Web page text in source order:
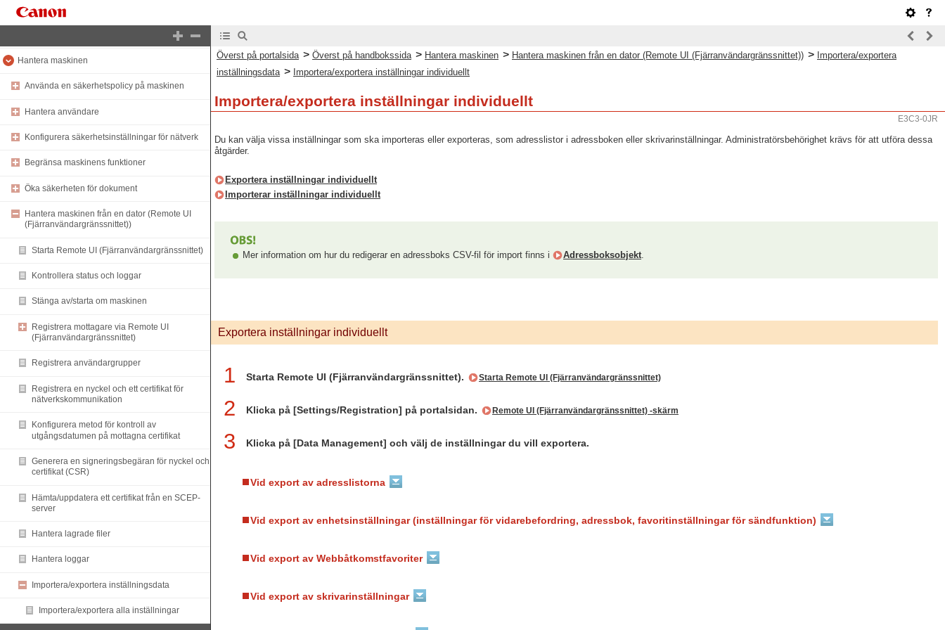
Använda lagringsutrymme
Hantera maskinen
Använda en säkerhetspolicy på maskinen
Hantera användare
Konfigurera säkerhetsinställningar för nätverk
Begränsa maskinens funktioner
Öka säkerheten för dokument
Hantera maskinen från en dator (Remote UI
(Fjärranvändargränssnittet))
Starta Remote UI (Fjärranvändargränssnittet)
Kontrollera status och loggar
Stänga av/starta om maskinen
Registrera mottagare via Remote UI
(Fjärranvändargränssnittet)
Registrera användargrupper
Registrera en nyckel och ett certifikat för
nätverkskommunikation
Konfigurera metod för kontroll av
utgångsdatumen på mottagna certifikat
Generera en signeringsbegäran för nyckel och
certifikat (CSR)
Hämta/uppdatera ett certifikat från en SCEP-
server
Hantera lagrade filer
Hantera loggar
Importera/exportera inställningsdata
Importera/exportera alla inställningar
Överst på portalsida > Överst på handbokssida > Hantera maskinen > Hantera maskinen från en dator (Remote UI (Fjärranvändargränssnittet)) > Importera/exportera
inställningsdata > Importera/exportera inställningar individuellt
Importera/exportera inställningar individuellt
E3C3-0JR
Du kan välja vissa inställningar som ska importeras eller exporteras, som adresslistor i adressboken eller skrivarinställningar. Administratörsbehörighet krävs för att utföra dessa
åtgärder.
Exportera inställningar individuellt
Importerar inställningar individuellt
Mer information om hur du redigerar en adressboks CSV-fil för import finns i Adressboksobjekt.
Exportera inställningar individuellt
1 Starta Remote UI (Fjärranvändargränssnittet). Starta Remote UI (Fjärranvändargränssnittet)
2 Klicka på [Settings/Registration] på portalsidan. Remote UI (Fjärranvändargränssnittet) -skärm
3 Klicka på [Data Management] och välj de inställningar du vill exportera.
Vid export av adresslistorna
Vid export av enhetsinställningar (inställningar för vidarebefordring, adressbok, favoritinställningar för sändfunktion)
Vid export av Webbåtkomstfavoriter
Vid export av skrivarinställningar